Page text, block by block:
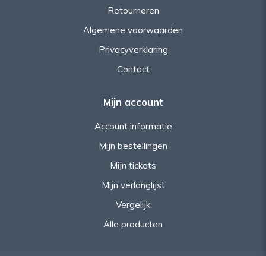
Retourneren
Algemene voorwaarden
Privacyverklaring
Contact
Mijn account
Account informatie
Mijn bestellingen
Mijn tickets
Mijn verlanglijst
Vergelijk
Alle producten